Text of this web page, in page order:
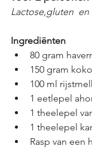
Lactose,gluten  en
Ingrediënten
80 gram
150 gram
100 ml
1 eetlepel
1 theelepel
1 theelepel
Rasp van een